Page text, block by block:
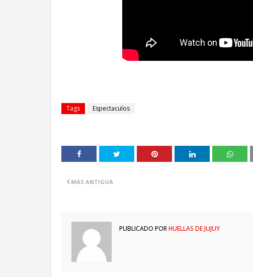
Tags Espectaculos
MÁS ANTIGUA
PUBLICADO PORHUELLAS DE JUJUY